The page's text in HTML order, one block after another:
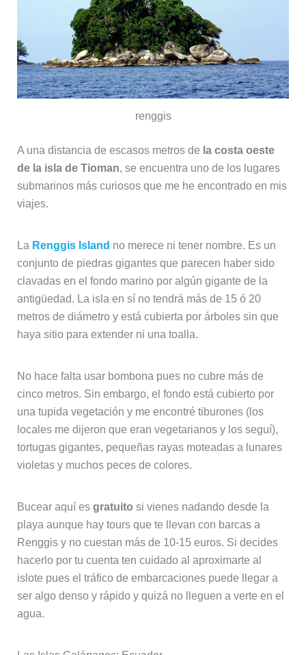
renggis
A una distancia de escasos metros de la costa oeste
de la isla de Tioman, se encuentra uno de los lugares
submarinos más curiosos que me he encontrado en mis
viajes.
La Renggis Island no merece ni tener nombre. Es un
conjunto de piedras gigantes que parecen haber sido
clavadas en el fondo marino por algún gigante de la
antigüedad. La isla en sí no tendrá más de 15 ó 20
metros de diámetro y está cubierta por árboles sin que
haya sitio para extender ni una toalla.
No hace falta usar bombona pues no cubre más de
cinco metros. Sin embargo, el fondo está cubierto por
una tupida vegetación y me encontré tiburones (los
locales me dijeron que eran vegetarianos y los seguí),
tortugas gigantes, pequeñas rayas moteadas a lunares
violetas y muchos peces de colores.
Bucear aquí es gratuito si vienes nadando desde la
playa aunque hay tours que te llevan con barcas a
Renggis y no cuestan más de 10-15 euros. Si decides
hacerlo por tu cuenta ten cuidado al aproximarte al
islote pues el tráfico de embarcaciones puede llegar a
ser algo denso y rápido y quizá no lleguen a verte en el
agua.